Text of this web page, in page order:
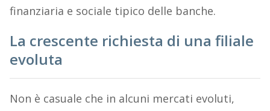
finanziaria e sociale tipico delle banche.
La crescente richiesta di una filiale
evoluta
Non è casuale che in alcuni mercati evoluti,